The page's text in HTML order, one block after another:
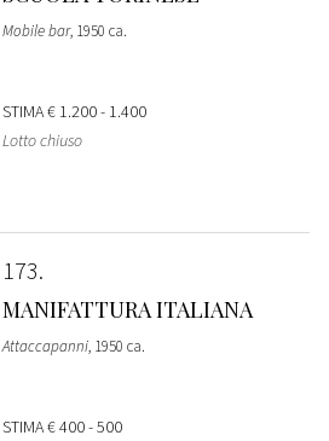
Mobile bar, 1950 ca.
STIMA€ 1.200 - 1.400
Lotto chiuso
173
MANIFATTURA ITALIANA
Attaccapanni, 1950 ca.
STIMA€ 400 - 500